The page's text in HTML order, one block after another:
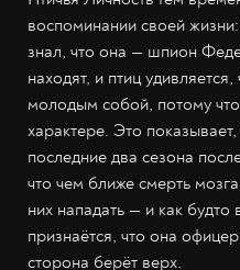
воспоминании своей
знал, что она — шпион
находят, и птиц
молодым собой, потому
характере. Это
последние два сезона
что чем ближе смерть
них нападать — и как будто
признаётся, что она
сторона берёт верх.